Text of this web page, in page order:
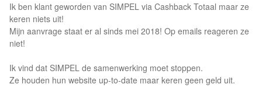
Ik ben klant geworden van SIMPEL via Cashback Totaal maar ze
keren niets uit!
Mijn aanvrage staat er al sinds mei 2018! Op emails reageren ze
niet!
Ik vind dat SIMPEL de samenwerking moet stoppen.
Ze houden hun website up-to-date maar keren geen geld uit.